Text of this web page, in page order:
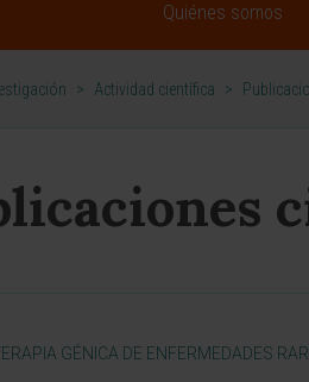
Quiénes somos
> Actividad científica >
GÉNICA DE ENFERMEDADES